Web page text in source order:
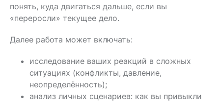
понять, куда двигаться дальше, если вы
«переросли» текущее дело.
Далее работа может включать:
исследование ваших реакций в сложных
ситуациях (конфликты, давление,
неопределённость);
анализ личных сценариев: как вы привыкли